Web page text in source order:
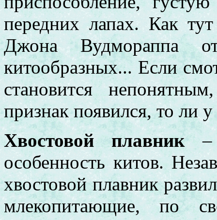
передних лапах. Как
Джона Вудмораппа
китообразных... Если
становится
признак появился, то ли
Хвостовой плавник–
особенность китов.
хвостовой плавник
млекопитающие, по